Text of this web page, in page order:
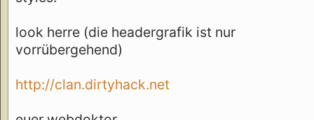
look herre (die headergrafik ist nur
vorrübergehend)
http://clan.dirtyhack.net